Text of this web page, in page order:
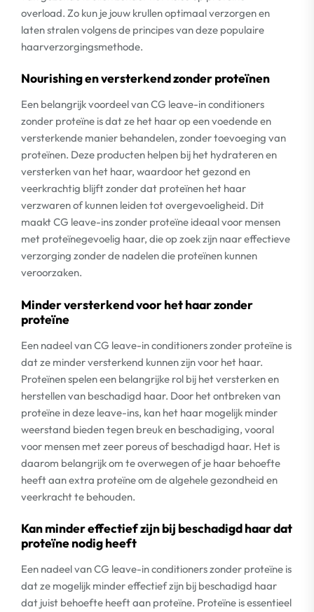
overload. Zo kun je jouw krullen optimaal verzorgen en
laten stralen volgens de principes van deze populaire
haarverzorgingsmethode.
Nourishing en versterkend zonder proteïnen
Een belangrijk voordeel van CG leave-in conditioners
zonder proteïne is dat ze het haar op een voedende en
versterkende manier behandelen, zonder toevoeging van
proteïnen. Deze producten helpen bij het hydrateren en
versterken van het haar, waardoor het gezond en
veerkrachtig blijft zonder dat proteïnen het haar
verzwaren of kunnen leiden tot overgevoeligheid. Dit
maakt CG leave-ins zonder proteïne ideaal voor mensen
met proteïnegevoelig haar, die op zoek zijn naar effectieve
verzorging zonder de nadelen die proteïnen kunnen
veroorzaken.
Minder versterkend voor het haar zonder
proteïne
Een nadeel van CG leave-in conditioners zonder proteïne is
dat ze minder versterkend kunnen zijn voor het haar.
Proteïnen spelen een belangrijke rol bij het versterken en
herstellen van beschadigd haar. Door het ontbreken van
proteïne in deze leave-ins, kan het haar mogelijk minder
weerstand bieden tegen breuk en beschadiging, vooral
voor mensen met zeer poreus of beschadigd haar. Het is
daarom belangrijk om te overwegen of je haar behoefte
heeft aan extra proteïne om de algehele gezondheid en
veerkracht te behouden.
Kan minder effectief zijn bij beschadigd haar dat
proteïne nodig heeft
Een nadeel van CG leave-in conditioners zonder proteïne is
dat ze mogelijk minder effectief zijn bij beschadigd haar
dat juist behoefte heeft aan proteïne. Proteïne is essentieel